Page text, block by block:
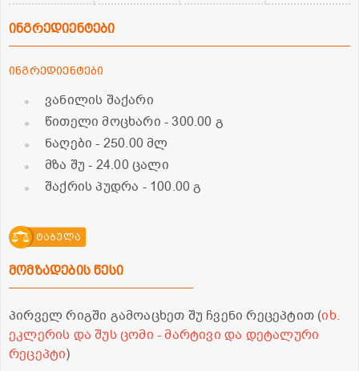
ინგრედიენტები
ინგრედიენტები
ვანილის შაქარი
წითელი მოცხარი - 300.00 გ
ნაღები- 250.00 მლ
მზა შუ- 24.00 ცალი
შაქრის პუდრა - 100.00 გ
ტაბულა
მომზადების წესი
პირველ რიგში გამოაცხეთ შუ ჩვენი რეცეპტით (იხ.
ეკლერის და შუს ცომი - მარტივი და დეტალური
რეცეპტი)